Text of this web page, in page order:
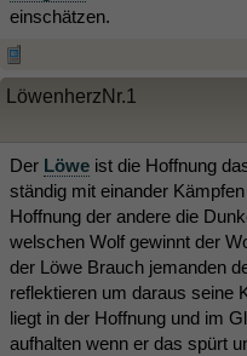
einschätzen.
LöwenherzNr.1
Der Löwe ist die Hoffnung
ständig mit einander
Hoffnung der andere die
welschen Wolf gewinnt der
der Löwe Brauch jemanden
reflektieren um daraus seine
liegt in der Hoffnung und im
aufhalten wenn er das spürt